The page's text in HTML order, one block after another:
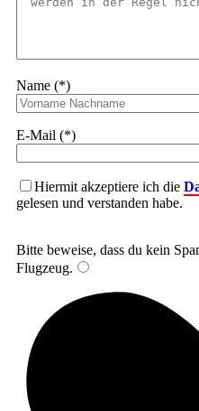
Name (*)
E-Mail (*)
Hiermit akzeptiere ich die
gelesen und verstanden habe.
Bitte beweise, dass du kein
Flugzeug.